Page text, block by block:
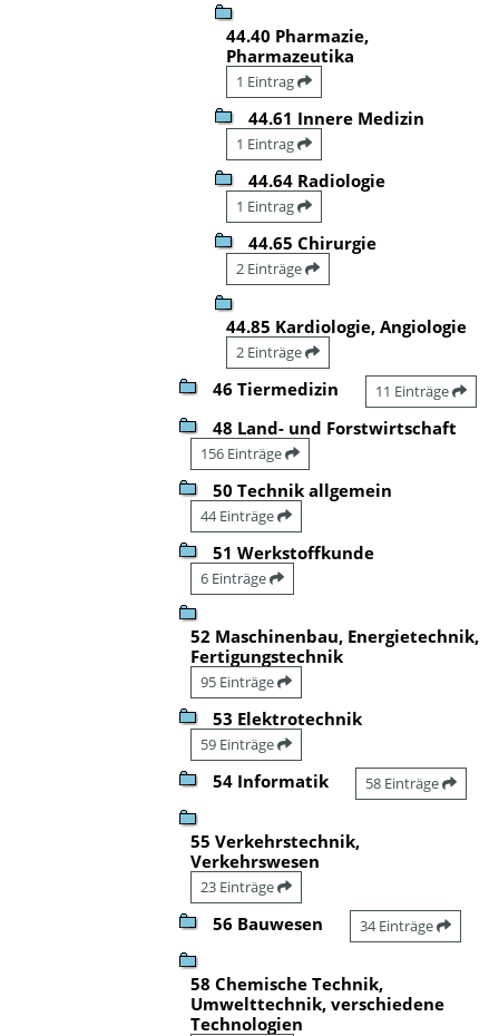
44.40 Pharmazie,
Pharmazeutika
1 Eintrag
44.61 Innere Medizin
1 Eintrag
44.64 Radiologie
1 Eintrag
44.65 Chirurgie
2 Einträge
44.85 Kardiologie, Angiologie
2 Einträge
46 Tiermedizin 11 Einträge
48 Land- und Forstwirtschaft
156 Einträge
50 Technik allgemein
44 Einträge
51 Werkstoffkunde
6 Einträge
52 Maschinenbau, Energietechnik,
Fertigungstechnik
95 Einträge
53 Elektrotechnik
59 Einträge
54 Informatik 58 Einträge
55 Verkehrstechnik,
Verkehrswesen
23 Einträge
56 Bauwesen 34 Einträge
58 Chemische Technik,
Umwelttechnik, verschiedene
Technologien